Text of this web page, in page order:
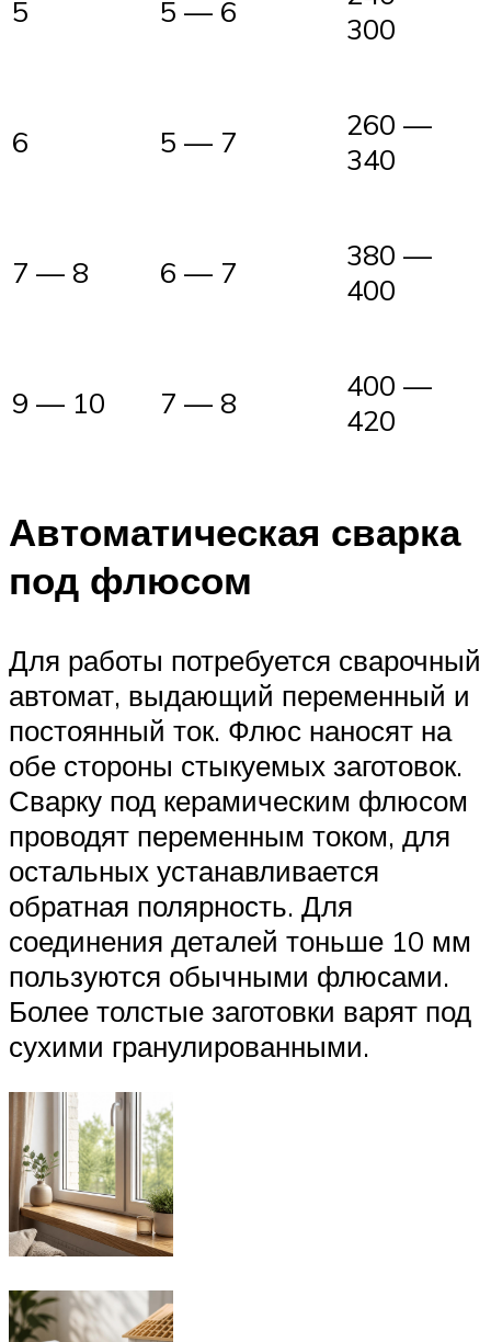
5 5 — 6
300
6 5 — 7
260 —
340
7 — 8 6 — 7
380 —
400
9 — 10 7 — 8
400 —
420
Автоматическая сварка
под флюсом
Для работы потребуется сварочный
автомат, выдающий переменный и
постоянный ток. Флюс наносят на
обе стороны стыкуемых заготовок.
Сварку под керамическим флюсом
проводят переменным током, для
остальных устанавливается
обратная полярность. Для
соединения деталей тоньше 10 мм
пользуются обычными флюсами.
Более толстые заготовки варят под
сухими гранулированными.